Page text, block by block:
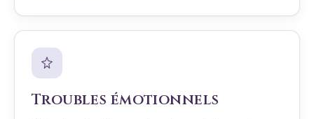
Troubles émotionnels